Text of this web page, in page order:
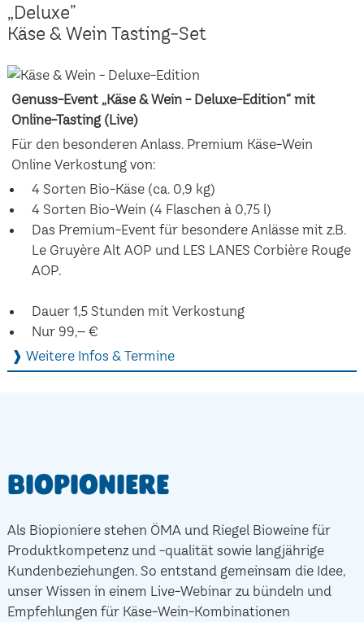
„Deluxe”
Käse & Wein Tasting-Set
Genuss-Event „Käse & Wein - Deluxe-Edition“ mit
Online-Tasting (Live)
Für den besonderen Anlass. Premium Käse-Wein
Online Verkostung von:
4 Sorten Bio-Käse (ca. 0,9 kg)
4 Sorten Bio-Wein (4 Flaschen à 0,75 l)
Das Premium-Event für besondere Anlässe mit z.B.
Le Gruyère Alt AOP und LES LANES Corbière Rouge
AOP.
Dauer 1,5 Stunden mit Verkostung
Nur 99,– €
❱ Weitere Infos & Termine
Biopioniere
Als Biopioniere stehen ÖMA und Riegel Bioweine für
Produktkompetenz und -qualität sowie langjährige
Kundenbeziehungen. So entstand gemeinsam die Idee,
unser Wissen in einem Live-Webinar zu bündeln und
Empfehlungen für Käse-Wein-Kombinationen